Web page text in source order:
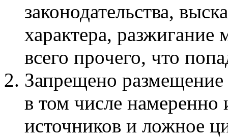
законодательства,
характера,
всего прочего, что
Запрещено
в том числе намеренно
источников и ложное